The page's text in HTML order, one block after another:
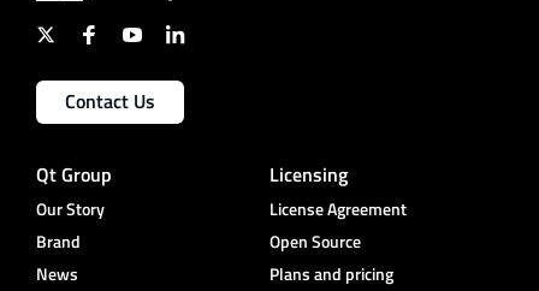
Contact Us
Qt Group
Our Story
Brand
News
Licensing
License Agreement
Open Source
Plans and pricing